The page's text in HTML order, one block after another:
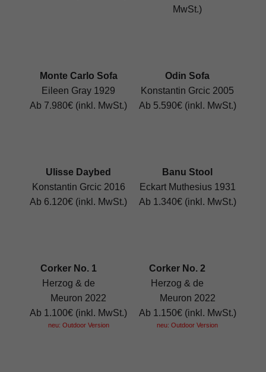
MwSt.)
Monte Carlo Sofa
Eileen Gray 1929
Ab 7.980€ (inkl. MwSt.)
Odin Sofa
Konstantin Grcic 2005
Ab 5.590€ (inkl. MwSt.)
Ulisse Daybed
Konstantin Grcic 2016
Ab 6.120€ (inkl. MwSt.)
Banu Stool
Eckart Muthesius 1931
Ab 1.340€ (inkl. MwSt.)
Corker No. 1
Herzog & de
Meuron 2022
Ab 1.100€ (inkl. MwSt.)
neu: Outdoor Version
Corker No. 2
Herzog & de
Meuron 2022
Ab 1.150€ (inkl. MwSt.)
neu: Outdoor Version